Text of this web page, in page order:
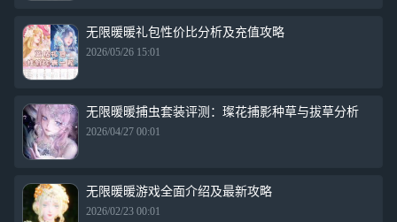
无限暖暖礼包性价比分析及充值攻略
2026/05/26 15:01
无限暖暖捕虫套装评测：璨花捕影种草与拔草分析
2026/04/27 00:01
无限暖暖游戏全面介绍及最新攻略
2026/02/23 00:01